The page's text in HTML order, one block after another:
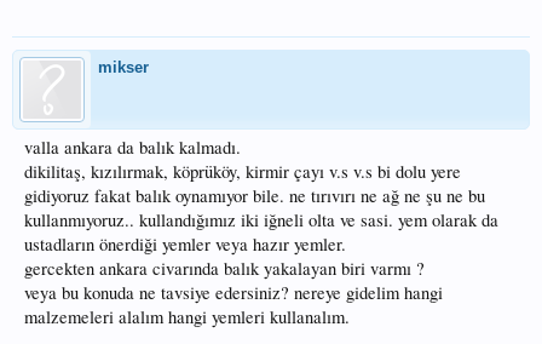
mikser
valla ankara da balık kalmadı.
dikilitaş, kızılırmak, köprüköy, kirmir çayı v.s v.s bi dolu yere
gidiyoruz fakat balık oynamıyor bile. ne tırıvırı ne ağ ne şu ne bu
kullanmıyoruz.. kullandığımız iki iğneli olta ve sasi. yem olarak da
ustadların önerdiği yemler veya hazır yemler.
gercekten ankara civarında balık yakalayan biri varmı ?
veya bu konuda ne tavsiye edersiniz? nereye gidelim hangi
malzemeleri alalım hangi yemleri kullanalım.